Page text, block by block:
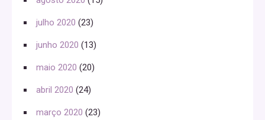
julho 2020 (23)
junho 2020 (13)
maio 2020 (20)
abril 2020 (24)
março 2020 (23)